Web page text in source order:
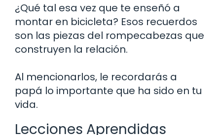
¿Qué tal esa vez que te enseñó a
montar en bicicleta? Esos recuerdos
son las piezas del rompecabezas que
construyen la relación.
Al mencionarlos, le recordarás a
papá lo importante que ha sido en tu
vida.
Lecciones Aprendidas